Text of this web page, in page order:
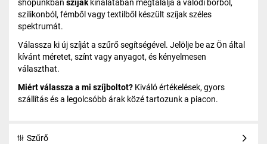
szilikonból, fémből vagy textilből készült szíjak széles
spektrumát.
Válassza ki új szíját a szűrő segítségével. Jelölje be az Ön által
kívánt méretet, színt vagy anyagot, és kényelmesen
választhat.
Miért válassza a mi szíjboltot? Kiváló értékelések, gyors
szállítás és a legolcsóbb árak közé tartozunk a piacon.
Szűrő